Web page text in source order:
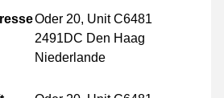
Oder 20, Unit C6481
2491DC Den Haag
Niederlande